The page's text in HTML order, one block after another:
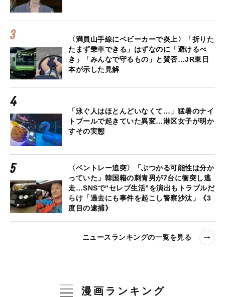
〈満員山手線にベビーカーで炎上〉「折りた
たまず乗車できる」はずなのに「避けるべ
き」「みんなで守るもの」と賛否…JR東日
本が示した見解
「泳ぐ人はほとんどいなくて…」猛暑のナイ
トプールで起きていた異変…港区女子が明か
すその実態
〈ベントレー追突〉「ぶつかる可能性は分か
っていた」韓国籍の刺青男が7台に衝突し逃
走…SNSで“セレブ生活”を演出もトラブルだ
らけ「過去にも事件を起こし警察沙汰」《3
度目の逮捕》
ニュースランキングの一覧を見る
漫画ランキング